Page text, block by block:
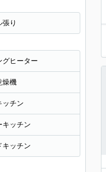
り
グヒーター
燥機
ッチン
キッチン
キッチン